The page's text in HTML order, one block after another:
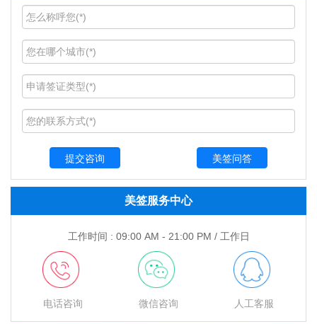
美签问答
美签服务中心
工作时间 : 09:00 AM - 21:00 PM / 工作日
电话咨询 微信咨询 人工客服